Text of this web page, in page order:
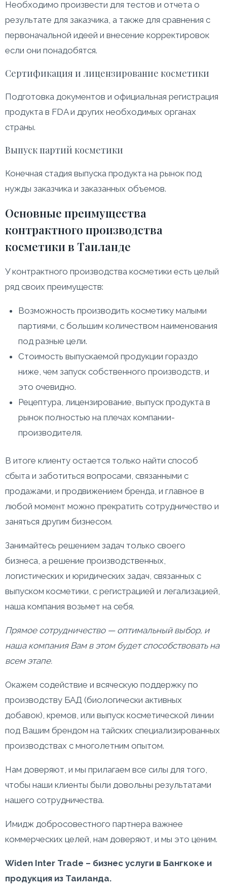
Необходимо произвести для тестов и отчета о
результате для заказчика, а также для сравнения с
первоначальной идеей и внесение корректировок
если они понадобятся.
Сертификация и лицензирование косметики
Подготовка документов и официальная регистрация
продукта в FDA и других необходимых органах
страны.
Выпуск партий косметики
Конечная стадия выпуска продукта на рынок под
нужды заказчика и заказанных объемов.
Основные преимущества
контрактного производства
косметики в Таиланде
У контрактного производства косметики есть целый
ряд своих преимуществ:
Возможность производить косметику малыми
партиями, с большим количеством наименования
под разные цели.
Стоимость выпускаемой продукции гораздо
ниже, чем запуск собственного производств, и
это очевидно.
Рецептура, лицензирование, выпуск продукта в
рынок полностью на плечах компании-
производителя.
В итоге клиенту остается только найти способ
сбыта и заботиться вопросами, связанными с
продажами, и продвижением бренда, и главное в
любой момент можно прекратить сотрудничество и
заняться другим бизнесом.
Занимайтесь решением задач только своего
бизнеса, а решение производственных,
логистических и юридических задач, связанных с
выпуском косметики, с регистрацией и легализацией,
наша компания возьмет на себя.
Прямое сотрудничество — оптимальный выбор, и
наша компания Вам в этом будет способствовать на
всем этапе.
Окажем содействие и всяческую поддержку по
производству БАД (биологически активных
добавок), кремов, или выпуск косметической линии
под Вашим брендом на тайских специализированных
производствах с многолетним опытом.
Нам доверяют, и мы прилагаем все силы для того,
чтобы наши клиенты были довольны результатами
нашего сотрудничества.
Имидж добросовестного партнера важнее
коммерческих целей, нам доверяют, и мы это ценим.
Widen Inter Trade – бизнес услуги в Бангкоке и
продукция из Таиланда.